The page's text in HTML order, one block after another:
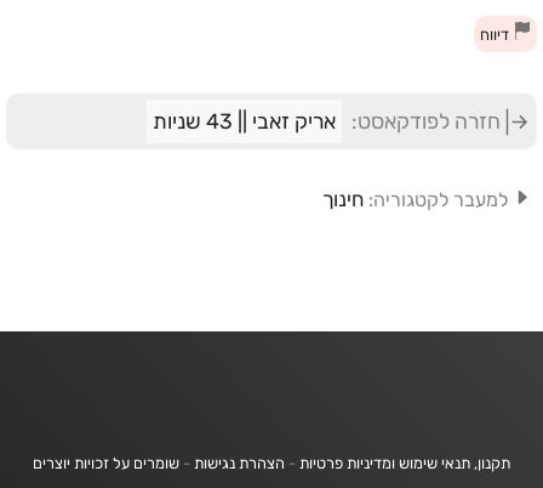
דיווח
חזרה לפודקאסט: אריק זאבי || 43 שניות
למעבר לקטגוריה: חינוך
תקנון, תנאי שימוש ומדיניות פרטיות - הצהרת נגישות - שומרים על זכויות יוצרים